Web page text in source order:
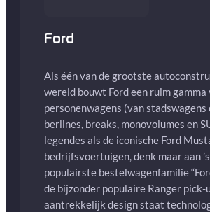
Ford
Als één van de grootste
wereld bouwt Ford een ruim gamma
personenwagens (van stadswagens
berlines, breaks, monovolumes en
legendes als de iconische Ford
bedrijfsvoertuigen, denk maar aan
populairste bestelwagenfamilie
de bijzonder populaire Ranger pick-
aantrekkelijk design staat